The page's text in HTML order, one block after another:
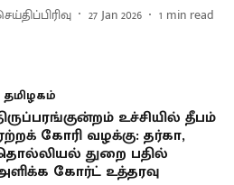
27 Jan 2026 1 min read
தமிழகம்
உச்சியில் தீபம்
கோரி வழக்கு: தர்கா,
துறை பதில்
கோர்ட் உத்தரவு